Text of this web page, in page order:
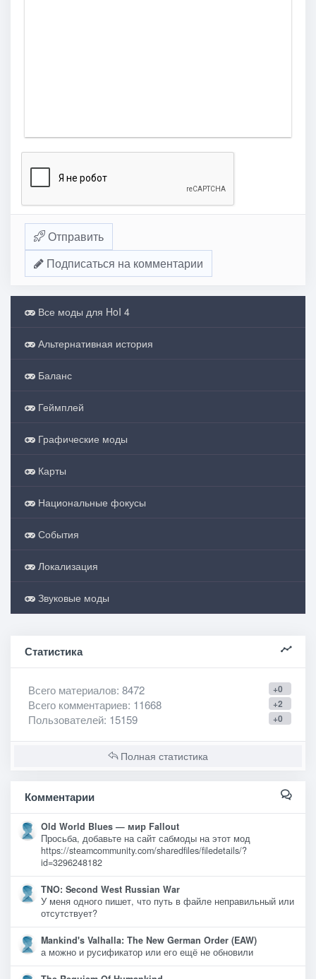
Отправить
Подписаться на комментарии
Все моды для HoI 4
Альтернативная история
Баланс
Геймплей
Графические моды
Карты
Национальные фокусы
События
Локализация
Звуковые моды
Статистика
+0
Всего материалов: 8472
+2
Всего комментариев: 11668
+0
Пользователей: 15159
Полная статистика
Комментарии
Old World Blues — мир Fallout
Просьба, добавьте на сайт сабмоды на этот мод
https://steamcommunity.com/sharedfiles/filedetails/?
id=3296248182
TNO: Second West Russian War
У меня одного пишет, что путь в файле неправильный или
отсутствует?
Mankind's Valhalla: The New German Order (EAW)
а можно и русификатор или его ещё не обновили